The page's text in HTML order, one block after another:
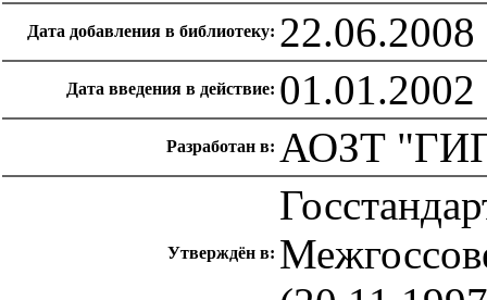
Дата добавления в библиотеку: 22.06.2008
Дата введения в действие: 01.01.2002
Разработан в: АОЗТ
Утверждён в: